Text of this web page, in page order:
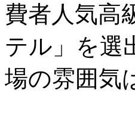
費者人気高
テル」を選
場の雰囲気